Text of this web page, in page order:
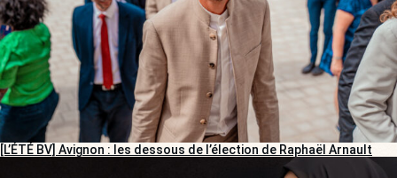
[L’ÉTÉ BV] Avignon : les dessous de l’élection de Raphaël Arnault